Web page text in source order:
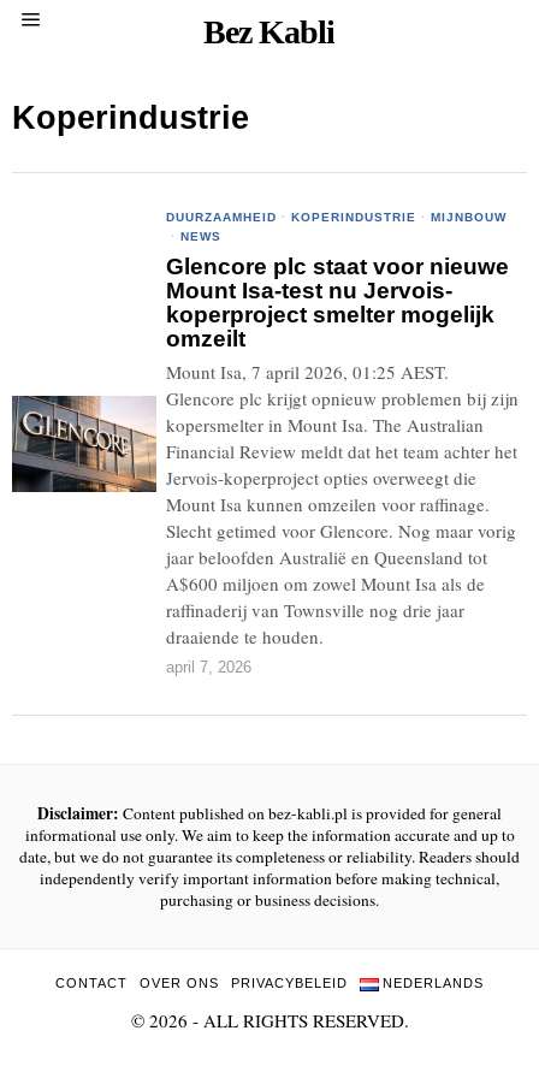
Bez Kabli
Koperindustrie
DUURZAAMHEID · KOPERINDUSTRIE · MIJNBOUW
· NEWS
Glencore plc staat voor nieuwe
Mount Isa-test nu Jervois-
koperproject smelter mogelijk
omzeilt
Mount Isa, 7 april 2026, 01:25 AEST.
Glencore plc krijgt opnieuw problemen bij zijn
kopersmelter in Mount Isa. The Australian
Financial Review meldt dat het team achter het
Jervois-koperproject opties overweegt die
Mount Isa kunnen omzeilen voor raffinage.
Slecht getimed voor Glencore. Nog maar vorig
jaar beloofden Australië en Queensland tot
A$600 miljoen om zowel Mount Isa als de
raffinaderij van Townsville nog drie jaar
draaiende te houden.
april 7, 2026
Disclaimer: Content published on bez-kabli.pl is provided for general
informational use only. We aim to keep the information accurate and up to
date, but we do not guarantee its completeness or reliability. Readers should
independently verify important information before making technical,
purchasing or business decisions.
CONTACT OVER ONS PRIVACYBELEID NEDERLANDS
© 2026 - ALL RIGHTS RESERVED.